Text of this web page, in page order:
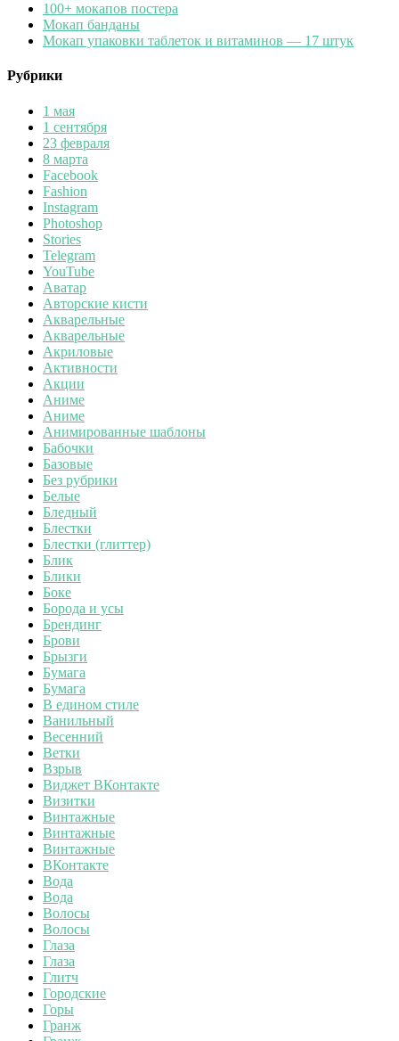
100+ мокапов постера
Мокап банданы
Мокап упаковки таблеток и витаминов — 17 штук
Рубрики
1 мая
1 сентября
23 февраля
8 марта
Facebook
Fashion
Instagram
Photoshop
Stories
Telegram
YouTube
Аватар
Авторские кисти
Акварельные
Акварельные
Акриловые
Активности
Акции
Аниме
Аниме
Анимированные шаблоны
Бабочки
Базовые
Без рубрики
Белые
Бледный
Блестки
Блестки (глиттер)
Блик
Блики
Боке
Борода и усы
Брендинг
Брови
Брызги
Бумага
Бумага
В едином стиле
Ванильный
Весенний
Ветки
Взрыв
Виджет ВКонтакте
Визитки
Винтажные
Винтажные
Винтажные
ВКонтакте
Вода
Вода
Волосы
Волосы
Глаза
Глаза
Глитч
Городские
Горы
Гранж